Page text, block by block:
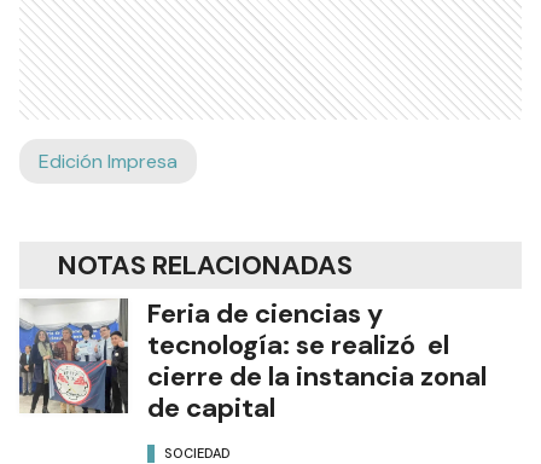
Edición Impresa
NOTAS RELACIONADAS
Feria de ciencias y
tecnología: se realizó el
cierre de la instancia zonal
de capital
SOCIEDAD